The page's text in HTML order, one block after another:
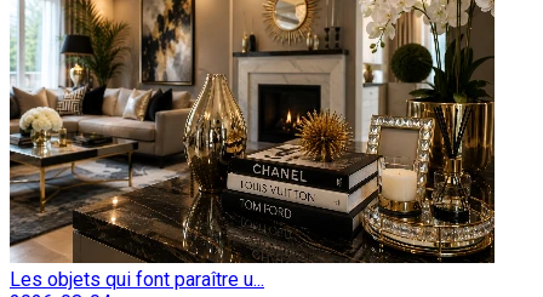
Les objets qui font paraître u...